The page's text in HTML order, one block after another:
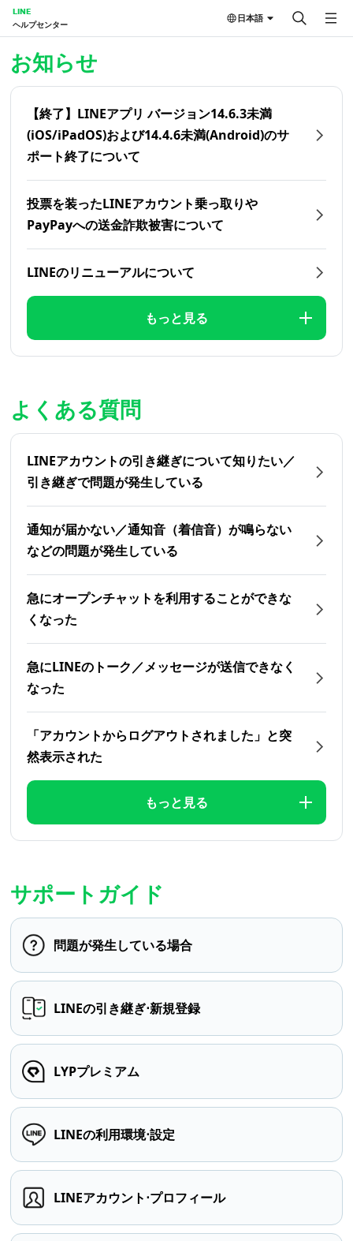
LINE
ヘルプセンター
日本語
お知らせ
【終了】LINEアプリ バージョン14.6.3未満
(iOS/iPadOS)および14.4.6未満(Android)のサ
ポート終了について
投票を装ったLINEアカウント乗っ取りや
PayPayへの送金詐欺被害について
LINEのリニューアルについて
もっと見る
よくある質問
LINEアカウントの引き継ぎについて知りたい／
引き継ぎで問題が発生している
通知が届かない／通知音（着信音）が鳴らない
などの問題が発生している
急にオープンチャットを利用することができな
くなった
急にLINEのトーク／メッセージが送信できなく
なった
「アカウントからログアウトされました」と突
然表示された
もっと見る
サポートガイド
問題が発生している場合
LINEの引き継ぎ⋅新規登録
LYPプレミアム
LINEの利用環境⋅設定
LINEアカウント⋅プロフィール